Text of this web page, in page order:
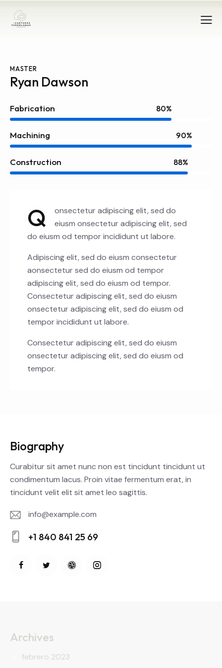
MASTER
Ryan Dawson
Fabrication 80%
Machining 90%
Construction 88%
Q
onsectetur adipiscing elit, sed do
eiusm onsectetur adipiscing elit, sed
do eiusm od tempor incididunt ut labore.
Adipiscing elit, sed do eiusm consectetur
aonsectetur sed do eiusm od tempor
adipiscing elit, sed do eiusm od tempor.
Consectetur adipiscing elit, sed do eiusm
onsectetur adipiscing elit, sed do eiusm od
tempor incididunt ut labore.
Consectetur adipiscing elit, sed do eiusm
onsectetur adipiscing elit, sed do eiusm od
tempor.
Biography
Curabitur sit amet nunc non est tincidunt tincidunt ut
condimentum lacus. Proin vitae fermentum erat, in
tincidunt velit elit sit amet leo sagittis.
E-
m
ail:
info@example.com
on
+1 840 841 25 69
Archives
febrero 2023